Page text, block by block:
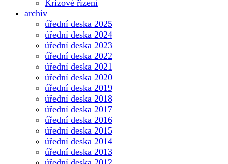
Krizové řízení
archiv
úřední deska 2025
úřední deska 2024
úřední deska 2023
úřední deska 2022
úřední deska 2021
úřední deska 2020
úřední deska 2019
úřední deska 2018
úřední deska 2017
úřední deska 2016
úřední deska 2015
úřední deska 2014
úřední deska 2013